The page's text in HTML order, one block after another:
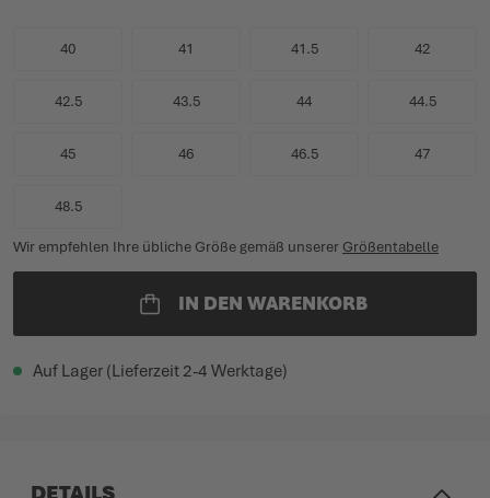
40 41 41.5 42
42.5 43.5 44 44.5
45 46 46.5 47
48.5
Wir empfehlen Ihre übliche Größe gemäß unserer Größentabelle
IN DEN WARENKORB
Auf Lager (Lieferzeit 2-4 Werktage)